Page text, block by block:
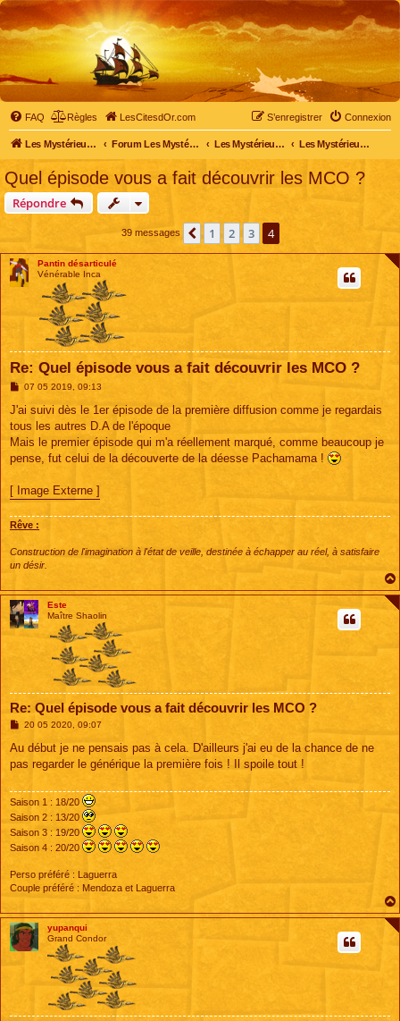
FAQ Règles LesCitesdOr.com Connexion
S’enregistrer
Les Mystérieuses Cités d'Or - LesCitesdOr.com Forum Les Mystérieuses Cités d'Or Les Mystérieuses Cités d'Or Les Mystérieuses Cités d'Or : saison 1 (1983)
Quel épisode vous a fait découvrir les MCO ?
Répondre
39 messages Précédente
1 2 3 4
Pantin désarticulé
Vénérable Inca
Re: Quel épisode vous a fait découvrir les MCO ?
M
s
a
g
07 05 2019, 09:13
J'ai suivi dès le 1er épisode de la première diffusion comme je regardais
tous les autres D.A de l'époque
Mais le premier épisode qui m'a réellement marqué, comme beaucoup je
pense, fut celui de la découverte de la déesse Pachamama !
[ Image Externe ]
Rêve :
Construction de l'imagination à l'état de veille, destinée à échapper au réel, à satisfaire
un désir.
Este
Maître Shaolin
Re: Quel épisode vous a fait découvrir les MCO ?
M
s
a
20 05 2020, 09:07
Au début je ne pensais pas à cela. D'ailleurs j'ai eu de la chance de ne
pas regarder le générique la première fois ! Il spoile tout !
Saison 1 : 18/20
Saison 2 : 13/20
Saison 3 : 19/20
Saison 4 : 20/20
Perso préféré : Laguerra
Couple préféré : Mendoza et Laguerra
yupanqui
Grand Condor